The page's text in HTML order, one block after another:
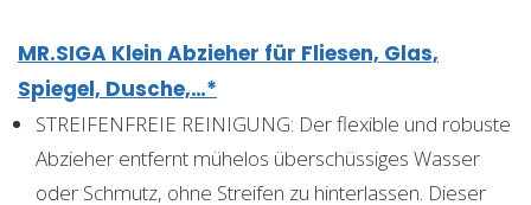
MR.SIGA Klein Abzieher für Fliesen, Glas,
Spiegel, Dusche,…*
STREIFENFREIE REINIGUNG: Der flexible und robuste
Abzieher entfernt mühelos überschüssiges Wasser
oder Schmutz, ohne Streifen zu hinterlassen. Dieser